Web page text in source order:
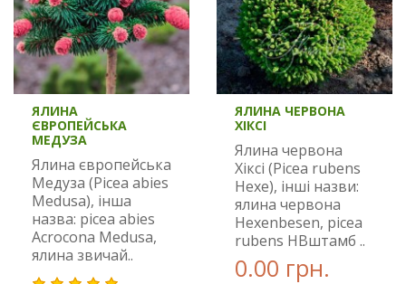
ЯЛИНА
ЄВРОПЕЙСЬКА
МЕДУЗА
Ялина європейська
Медуза (Picea abies
Medusa), інша
назва: picea abies
Acrocona Medusa,
ялина звичай..
ЯЛИНА ЧЕРВОНА
ХІКСІ
Ялина червона
Хіксі (Picea rubens
Hexe), інші назви:
ялина червона
Hexenbesen, picea
rubens HBштамб ..
0.00 грн.